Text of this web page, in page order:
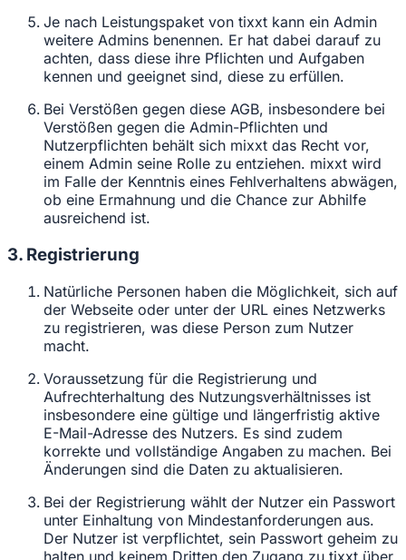
Je nach Leistungspaket von tixxt kann ein Admin
weitere Admins benennen. Er hat dabei darauf zu
achten, dass diese ihre Pflichten und Aufgaben
kennen und geeignet sind, diese zu erfüllen.
Bei Verstößen gegen diese AGB, insbesondere bei
Verstößen gegen die Admin-Pflichten und
Nutzerpflichten behält sich mixxt das Recht vor,
einem Admin seine Rolle zu entziehen. mixxt wird
im Falle der Kenntnis eines Fehlverhaltens abwägen,
ob eine Ermahnung und die Chance zur Abhilfe
ausreichend ist.
3. Registrierung
Natürliche Personen haben die Möglichkeit, sich auf
der Webseite oder unter der URL eines Netzwerks
zu registrieren, was diese Person zum Nutzer
macht.
Voraussetzung für die Registrierung und
Aufrechterhaltung des Nutzungsverhältnisses ist
insbesondere eine gültige und längerfristig aktive
E-Mail-Adresse des Nutzers. Es sind zudem
korrekte und vollständige Angaben zu machen. Bei
Änderungen sind die Daten zu aktualisieren.
Bei der Registrierung wählt der Nutzer ein Passwort
unter Einhaltung von Mindestanforderungen aus.
Der Nutzer ist verpflichtet, sein Passwort geheim zu
halten und keinem Dritten den Zugang zu tixxt über